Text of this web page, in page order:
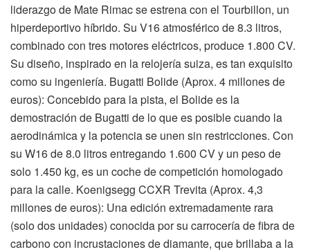
liderazgo de Mate Rimac se estrena con el Tourbillon, un
hiperdeportivo híbrido. Su V16 atmosférico de 8.3 litros,
combinado con tres motores eléctricos, produce 1.800 CV.
Su diseño, inspirado en la relojería suiza, es tan exquisito
como su ingeniería. Bugatti Bolide (Aprox. 4 millones de
euros): Concebido para la pista, el Bolide es la
demostración de Bugatti de lo que es posible cuando la
aerodinámica y la potencia se unen sin restricciones. Con
su W16 de 8.0 litros entregando 1.600 CV y un peso de
solo 1.450 kg, es un coche de competición homologado
para la calle. Koenigsegg CCXR Trevita (Aprox. 4,3
millones de euros): Una edición extremadamente rara
(solo dos unidades) conocida por su carrocería de fibra de
carbono con incrustaciones de diamante, que brillaba a la